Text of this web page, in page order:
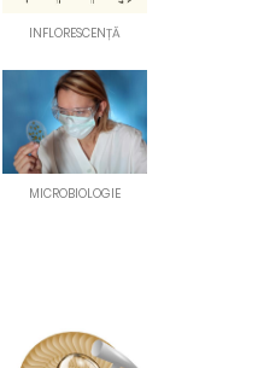
INFLORESCENȚĂ
MICROBIOLOGIE